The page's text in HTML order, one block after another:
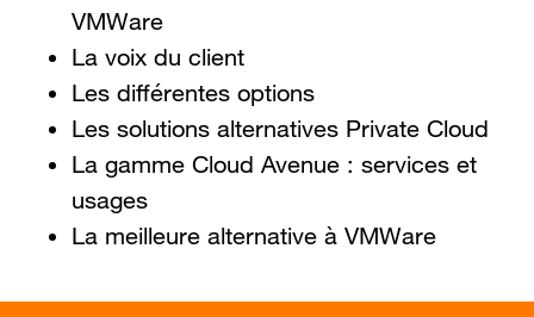
VMWare
La voix du client
Les différentes options
Les solutions alternatives Private Cloud
La gamme Cloud Avenue : services et
usages
La meilleure alternative à VMWare